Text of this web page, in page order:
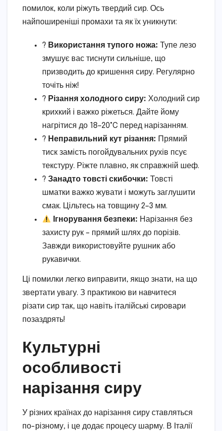
помилок, коли ріжуть твердий сир. Ось
найпоширеніші промахи та як їх уникнути:
? Використання тупого ножа: Тупе лезо
змушує вас тиснути сильніше, що
призводить до кришення сиру. Регулярно
точіть ніж!
? Різання холодного сиру: Холодний сир
крихкий і важко ріжеться. Дайте йому
нагрітися до 18–20°C перед нарізанням.
? Неправильний кут різання: Прямий
тиск замість погойдувальних рухів псує
текстуру. Ріжте плавно, як справжній шеф.
? Занадто товсті скибочки: Товсті
шматки важко жувати і можуть заглушити
смак. Цільтесь на товщину 2–3 мм.
Ігнорування безпеки: Нарізання без
захисту рук – прямий шлях до порізів.
Завжди використовуйте рушник або
рукавички.
Ці помилки легко виправити, якщо знати, на що
звертати увагу. З практикою ви навчитеся
різати сир так, що навіть італійські сировари
позаздрять!
Культурні
особливості
нарізання сиру
У різних країнах до нарізання сиру ставляться
по-різному, і це додає процесу шарму. В Італії